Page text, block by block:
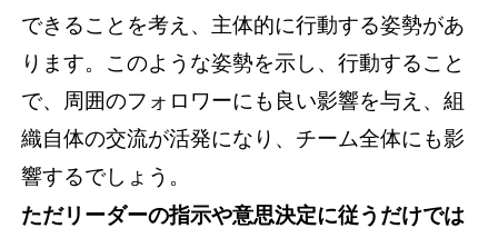
できることを考え、主体的に行動する姿勢があ
ります。このような姿勢を示し、行動すること
で、周囲のフォロワーにも良い影響を与え、組
織自体の交流が活発になり、チーム全体にも影
響するでしょう。
ただリーダーの指示や意思決定に従うだけでは